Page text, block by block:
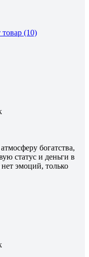
товар (10)
богатства,
статус и деньги в
эмоций, только